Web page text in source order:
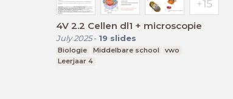
4V 2.2 Cellen dl1 + microscopie
July 2025- 19 slides
Biologie Middelbare school
vwo
Leerjaar 4